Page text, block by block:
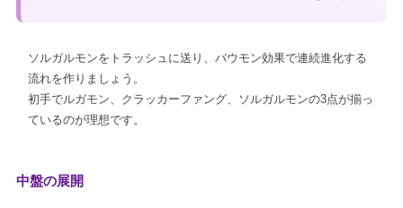
ソルガルモンをトラッシュに送り、バウモン効果で連続進化する
流れを作りましょう。
初手でルガモン、クラッカーファング、ソルガルモンの3点が揃っ
ているのが理想です。
中盤の展開